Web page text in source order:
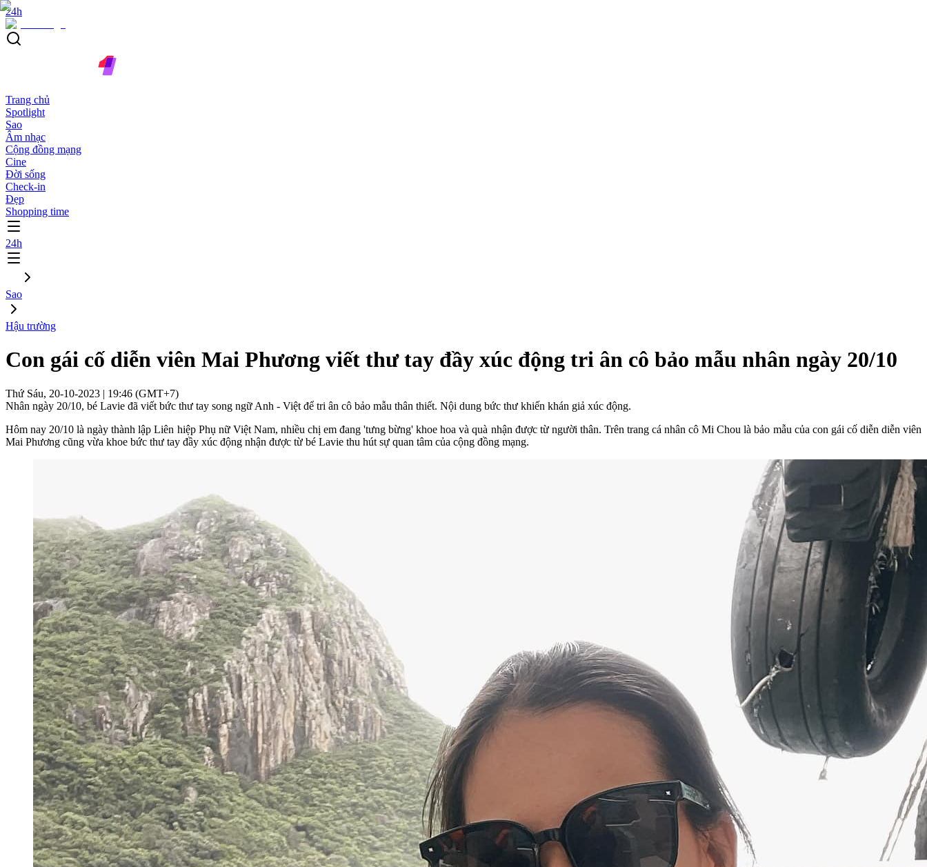
24h
Trang chủ
Spotlight
Sao
Âm nhạc
Cộng đồng mạng
Cine
Đời sống
Check-in
Đẹp
Shopping time
24h
Sao
Hậu trường
Con gái cố diễn viên Mai Phương viết thư tay đầy xúc động tri ân cô bảo mẫu nhân ngày 20/10
Thứ Sáu, 20-10-2023 | 19:46 (GMT+7)
Nhân ngày 20/10, bé Lavie đã viết bức thư tay song ngữ Anh - Việt để tri ân cô bảo mẫu thân thiết. Nội dung bức thư khiến khán giả xúc động.
Hôm nay 20/10 là ngày thành lập Liên hiệp Phụ nữ Việt Nam, nhiều chị em đang 'tưng bừng' khoe hoa và quà nhận được từ người thân. Trên trang cá nhân cô Mi Chou là bảo mẫu của con gái cố diễn diễn viên
Mai Phương cũng vừa khoe bức thư tay đầy xúc động nhận được từ bé Lavie thu hút sự quan tâm của cộng đồng mạng.